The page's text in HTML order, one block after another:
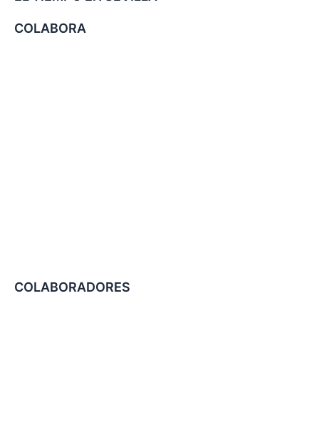
COLABORA
COLABORADORES